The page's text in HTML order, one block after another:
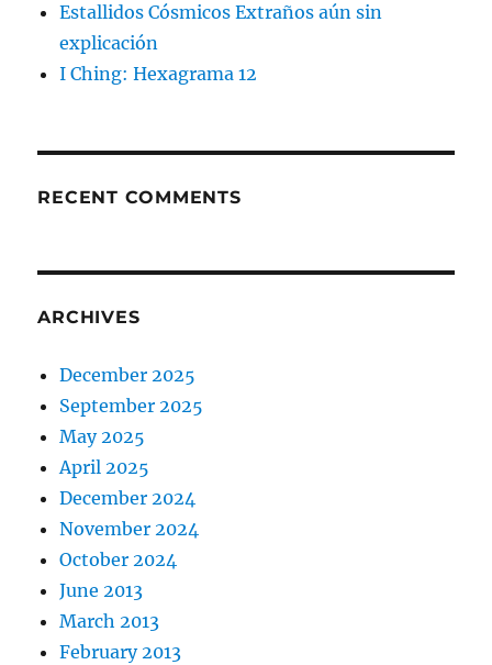
Estallidos Cósmicos Extraños aún sin
explicación
I Ching: Hexagrama 12
RECENT COMMENTS
ARCHIVES
December 2025
September 2025
May 2025
April 2025
December 2024
November 2024
October 2024
June 2013
March 2013
February 2013